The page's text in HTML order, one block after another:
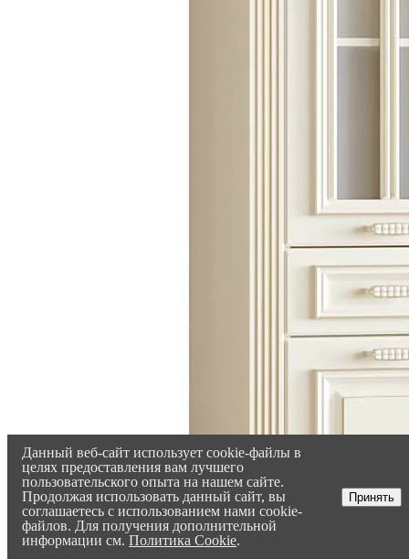
Данный веб-сайт использует cookie-файлы в
целях предоставления вам лучшего
пользовательского опыта на нашем сайте.
Продолжая использовать данный сайт, вы
соглашаетесь с использованием нами cookie-
файлов. Для получения дополнительной
информации см.Политика Cookie.
Принять